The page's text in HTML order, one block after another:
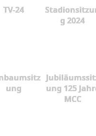
TV-24
g 2024
ung
ung 125
MCC